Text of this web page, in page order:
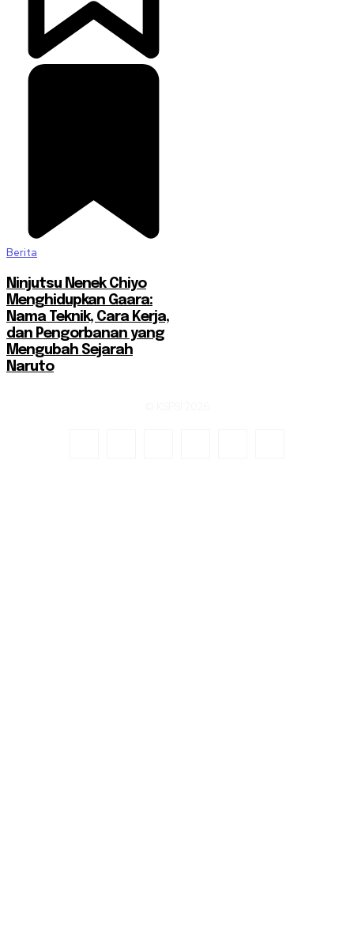
Berita
Ninjutsu Nenek Chiyo
Menghidupkan Gaara:
Nama Teknik, Cara Kerja,
dan Pengorbanan yang
Mengubah Sejarah
Naruto